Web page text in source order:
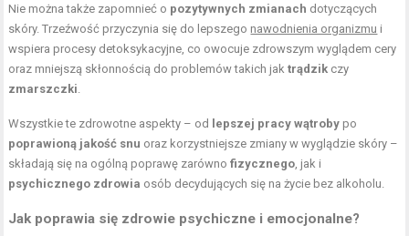
Nie można także zapomnieć o pozytywnych zmianach dotyczących
skóry. Trzeźwość przyczynia się do lepszego nawodnienia organizmu i
wspiera procesy detoksykacyjne, co owocuje zdrowszym wyglądem cery
oraz mniejszą skłonnością do problemów takich jaktrądzik czy
zmarszczki
Wszystkie te zdrowotne aspekty – od lepszej pracy wątroby po
poprawioną jakość snu oraz korzystniejsze zmiany w wyglądzie skóry –
składają się na ogólną poprawę zarównofizycznego , jak i
psychicznego zdrowia osób decydujących się na życie bez alkoholu.
Jak poprawia się zdrowie psychiczne i emocjonalne?